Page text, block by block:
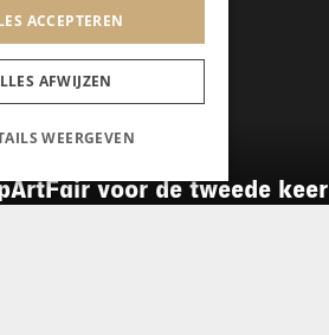
& CULTUUR
voor de tweede keer
ACCEPTEREN
AFWIJZEN
WEERGEVEN